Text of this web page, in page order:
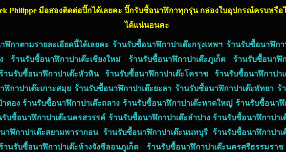
Philippe มือสองติดต่อปิ๊กได้เลยคะ ปิ๊กรับซื้อนาฬิกาทุกรุ่น กล่องใบอุปกรณ์ครบหรื
ได้แน่นอนคะ
กาตามรายละเอียดนี้ได้เลยคะ ร้านรับซื้อนาฬิกาปาเต๊ะกรุงเทพฯ ร้านรับซื้อนาฬิก
ร้านรับซื้อนาฬิกาปาเต๊ะเชียงใหม่ ร้านรับซื้อนาฬิกาปาเต๊ะภูเก็ต ร้านรับซื้อนาฬิ
านรับซื้อนาฬิกาปาเต๊ะหัวหิน ร้านรับซื้อนาฬิกาปาเต๊ะโคราช ร้านรับซื้อนาฬิกาปา
ฬิกาปาเต๊ะเกาะสมุย ร้านรับซื้อนาฬิกาปาเต๊ะยะลา ร้านรับซื้อนาฬิกาปาเต๊ะพัทยา
ตอง ร้านรับซื้อนาฬิกาปาเต๊ะถลาง ร้านรับซื้อนาฬิกาปาเต๊ะหาดใหญ่ ร้านรับซื้อนา
รับซื้อนาฬิกาปาเต๊ะนครสวรรค์ ร้านรับซื้อนาฬิกาปาเต๊ะลำปาง ร้านรับซื้อนาฬิกาปา
าฬิกาปาเต๊ะสยามพารากอน ร้านรับซื้อนาฬิกาปาเต๊ะนนทบุรี ร้านรับซื้อนาฬิกาปา
นรับซื้อนาฬิกาปาเต๊ะห้างจังซีลอนภูเก็ต ร้านรับซื้อนาฬิกาปาเต๊ะนครศรีธรรมรา